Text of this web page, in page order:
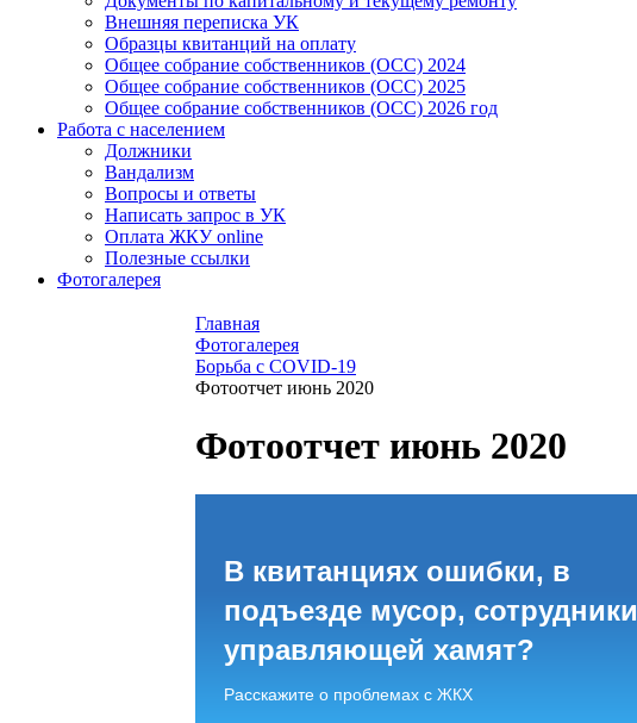
Внешняя переписка УК
Образцы квитанций на оплату
Общее собрание собственников (ОСС) 2024
Общее собрание собственников (ОСС) 2025
Общее собрание собственников (ОСС) 2026 год
Работа с населением
Должники
Вандализм
Вопросы и ответы
Написать запрос в УК
Оплата ЖКУ online
Полезные ссылки
Фотогалерея
Главная
Фотогалерея
Борьба с COVID-19
Фотоотчет июнь 2020
Фотоотчет июнь 2020
В квитанциях ошибки, в
подъезде мусор, сотрудники
управляющей хамят?
Расскажите о проблемах с ЖКХ